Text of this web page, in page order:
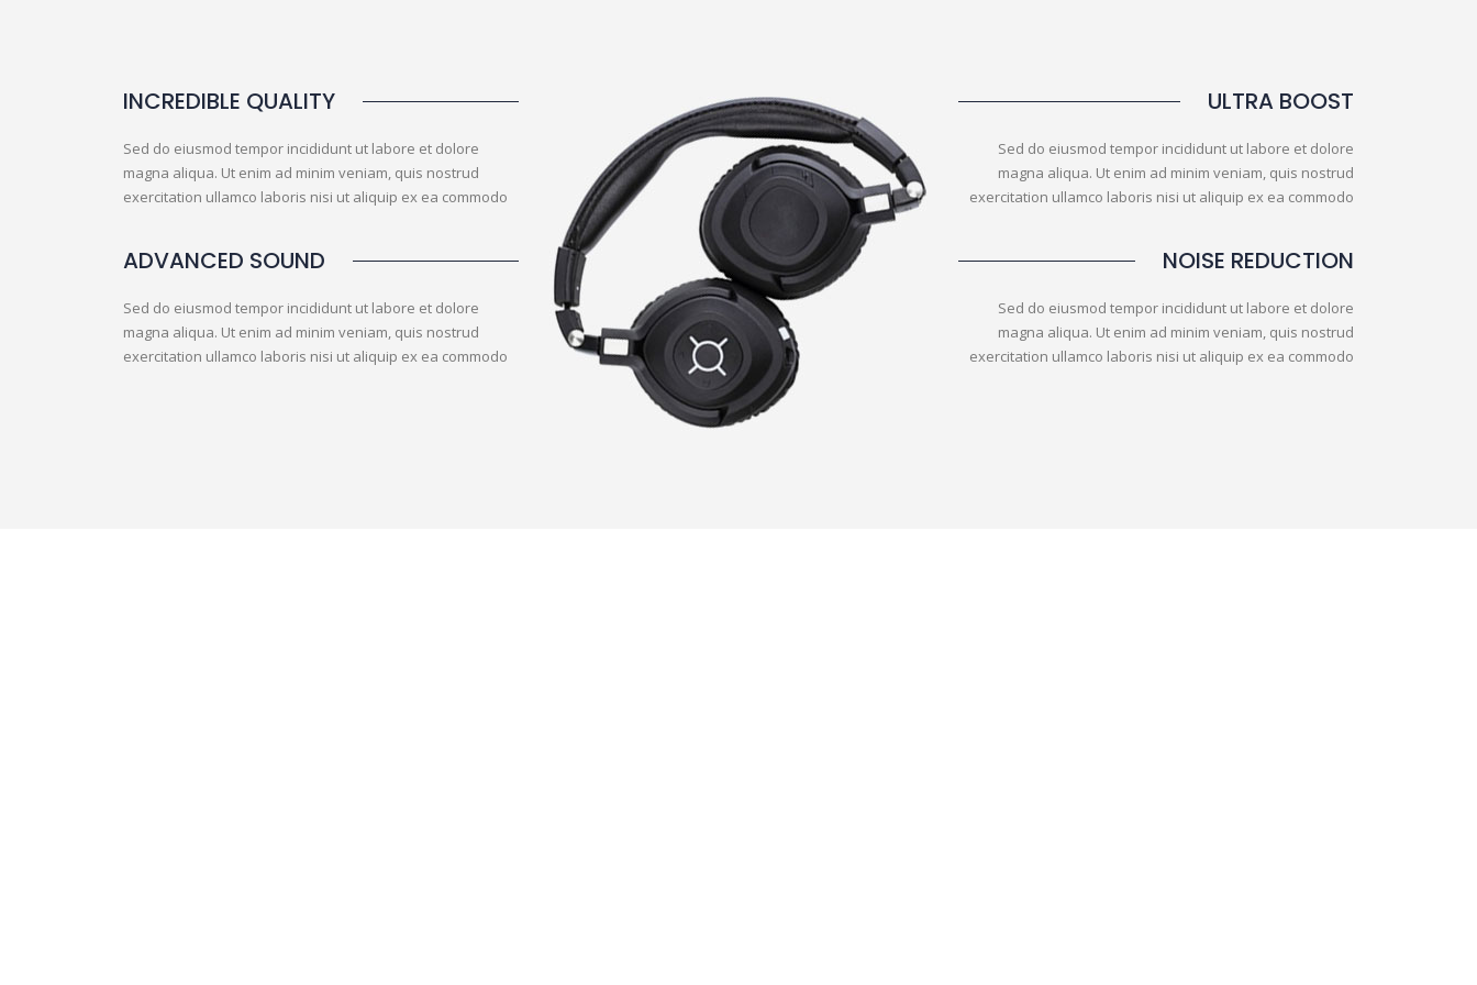
INCREDIBLE QUALITY
Sed do eiusmod tempor incididunt ut labore et dolore
magna aliqua. Ut enim ad minim veniam, quis nostrud
exercitation ullamco laboris nisi ut aliquip ex ea commodo
ADVANCED SOUND
Sed do eiusmod tempor incididunt ut labore et dolore
magna aliqua. Ut enim ad minim veniam, quis nostrud
exercitation ullamco laboris nisi ut aliquip ex ea commodo
ULTRA BOOST
Sed do eiusmod tempor incididunt ut labore et dolore
magna aliqua. Ut enim ad minim veniam, quis nostrud
exercitation ullamco laboris nisi ut aliquip ex ea commodo
NOISE REDUCTION
Sed do eiusmod tempor incididunt ut labore et dolore
magna aliqua. Ut enim ad minim veniam, quis nostrud
exercitation ullamco laboris nisi ut aliquip ex ea commodo